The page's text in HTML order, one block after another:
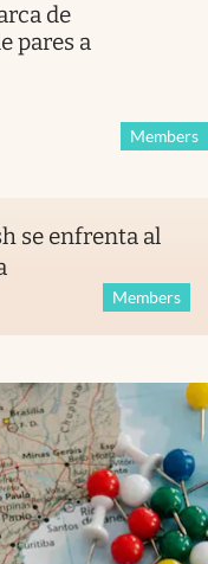
de
pares a
Members
se enfrenta al
Members